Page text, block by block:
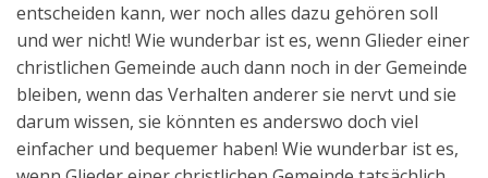
entscheiden kann, wer noch alles dazu gehören soll
und wer nicht! Wie wunderbar ist es, wenn Glieder einer
christlichen Gemeinde auch dann noch in der Gemeinde
bleiben, wenn das Verhalten anderer sie nervt und sie
darum wissen, sie könnten es anderswo doch viel
einfacher und bequemer haben! Wie wunderbar ist es,